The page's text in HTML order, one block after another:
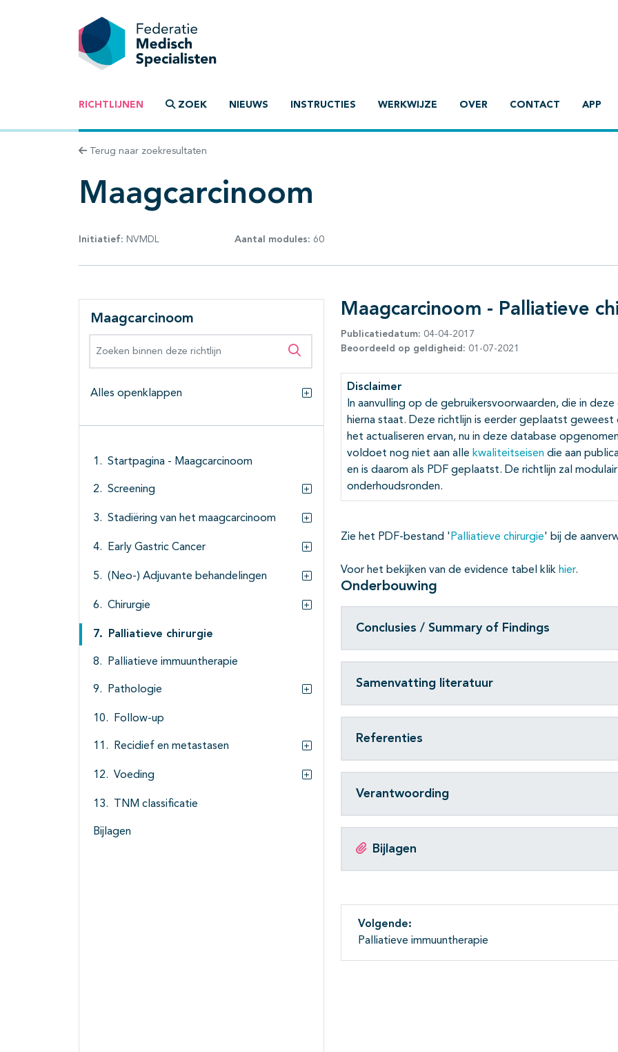
RICHTLIJNEN ZOEK NIEUWS INSTRUCTIES WERKWIJZE OVER CONTACT APP
Terug naar zoekresultaten
Maagcarcinoom
Initiatief: NVMDL Aantal modules: 60
Maagcarcinoom
Zoeken binnen deze richtlijn
Alles openklappen
Alles openklappen
Startpagina - Maagcarcinoom
Screening
Stadiëring van het maagcarcinoom
Subpagina's open- en dichtklappen
Early Gastric Cancer
Subpagina's open- en dichtklappen
(Neo-) Adjuvante behandelingen
Subpagina's open- en dichtklappen
Chirurgie
Subpagina's open- en dichtklappen
Palliatieve chirurgie
Palliatieve immuuntherapie
Pathologie
Subpagina's open- en dichtklappen
Follow-up
Recidief en metastasen
Subpagina's open- en dichtklappen
Voeding
Subpagina's open- en dichtklappen
TNM classificatie
Bijlagen
Maagcarcinoom - Palliatieve
Publicatiedatum: 04-04-2017
Beoordeeld op geldigheid: 01-07-2021
Disclaimer
In aanvulling op de gebruikersvoorwaarden, die in
hierna staat. Deze richtlijn is eerder geplaatst
het actualiseren ervan, nu in deze database
voldoet nog niet aan alle kwaliteitseisen die aan
en is daarom als PDF geplaatst. De richtlijn zal
onderhoudsronden.
Zie het PDF-bestand 'Palliatieve chirurgie' bij de
Voor het bekijken van de evidence tabel klik hier.
Onderbouwing
Conclusies / Summary of Findings
Samenvatting literatuur
Referenties
Verantwoording
Bijlagen
Volgende:
Palliatieve immuuntherapie